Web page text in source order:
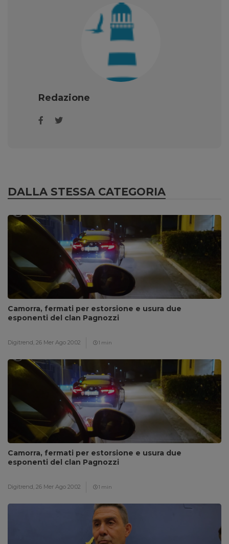
Redazione
DALLA STESSA CATEGORIA
Camorra, fermati per estorsione e usura due
esponenti del clan Pagnozzi
Digitrend, 26 Mer Ago 20:02 1 min
Camorra, fermati per estorsione e usura due
esponenti del clan Pagnozzi
Digitrend, 26 Mer Ago 20:02 1 min